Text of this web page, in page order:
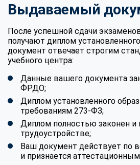
Выдаваемый
После успешной сдачи
получают диплом
документ отвечает строгим
учебного центра:
Данные вашего документа
ФРДО;
Диплом установленного
требованиям 273-ФЗ;
Диплом полностью законен и
трудоустройстве;
Ваш документ действует по
и признается